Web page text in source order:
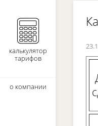
калькулятор
тарифов
о компании